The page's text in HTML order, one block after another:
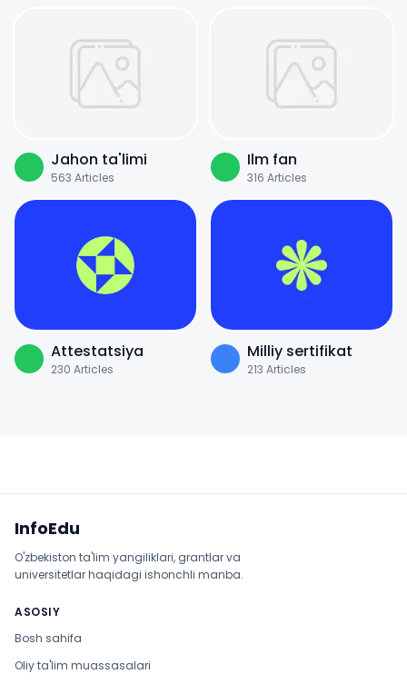
Jahon ta'limi
563 Articles
Ilm fan
316 Articles
Attestatsiya
230 Articles
Milliy sertifikat
213 Articles
InfoEdu
O'zbekiston ta'lim yangiliklari, grantlar va
universitetlar haqidagi ishonchli manba.
ASOSIY
Bosh sahifa
Oliy ta'lim muassasalari